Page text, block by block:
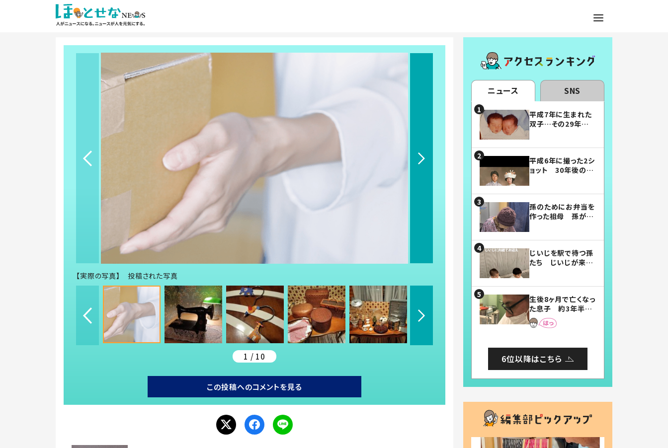
【実際の写真】 投稿された写真
1 / 10
この投稿へのコメントを見る
ニュース SNS
平成7年に生まれた
双子…その29年後
平成6年に撮った2シ
ョット 30年後の姿
孫のためにお弁当を
作った祖母 孫が絶
じいじを駅で待つ孫
たち じいじが来た
まらない」「幸せにな
れる」
生後8ヶ月で亡くなっ
た息子 約3年半
後、当時の妻の日記
に書いてあった本音
6位以降はこちら